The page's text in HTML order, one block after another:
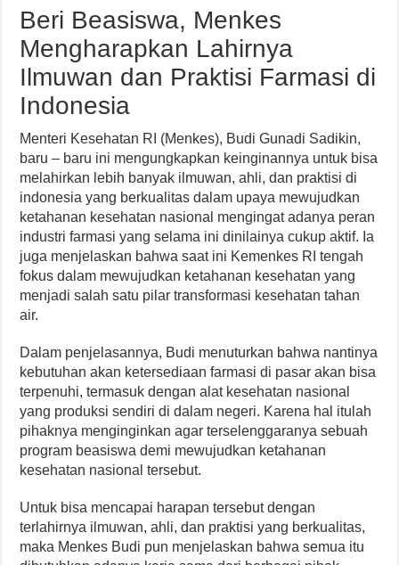
Beri Beasiswa, Menkes
Mengharapkan Lahirnya
Ilmuwan dan Praktisi Farmasi di
Indonesia
Menteri Kesehatan RI (Menkes), Budi Gunadi Sadikin,
baru – baru ini mengungkapkan keinginannya untuk bisa
melahirkan lebih banyak ilmuwan, ahli, dan praktisi di
indonesia yang berkualitas dalam upaya mewujudkan
ketahanan kesehatan nasional mengingat adanya peran
industri farmasi yang selama ini dinilainya cukup aktif. Ia
juga menjelaskan bahwa saat ini Kemenkes RI tengah
fokus dalam mewujudkan ketahanan kesehatan yang
menjadi salah satu pilar transformasi kesehatan tahan
air.
Dalam penjelasannya, Budi menuturkan bahwa nantinya
kebutuhan akan ketersediaan farmasi di pasar akan bisa
terpenuhi, termasuk dengan alat kesehatan nasional
yang produksi sendiri di dalam negeri. Karena hal itulah
pihaknya menginginkan agar terselenggaranya sebuah
program beasiswa demi mewujudkan ketahanan
kesehatan nasional tersebut.
Untuk bisa mencapai harapan tersebut dengan
terlahirnya ilmuwan, ahli, dan praktisi yang berkualitas,
maka Menkes Budi pun menjelaskan bahwa semua itu